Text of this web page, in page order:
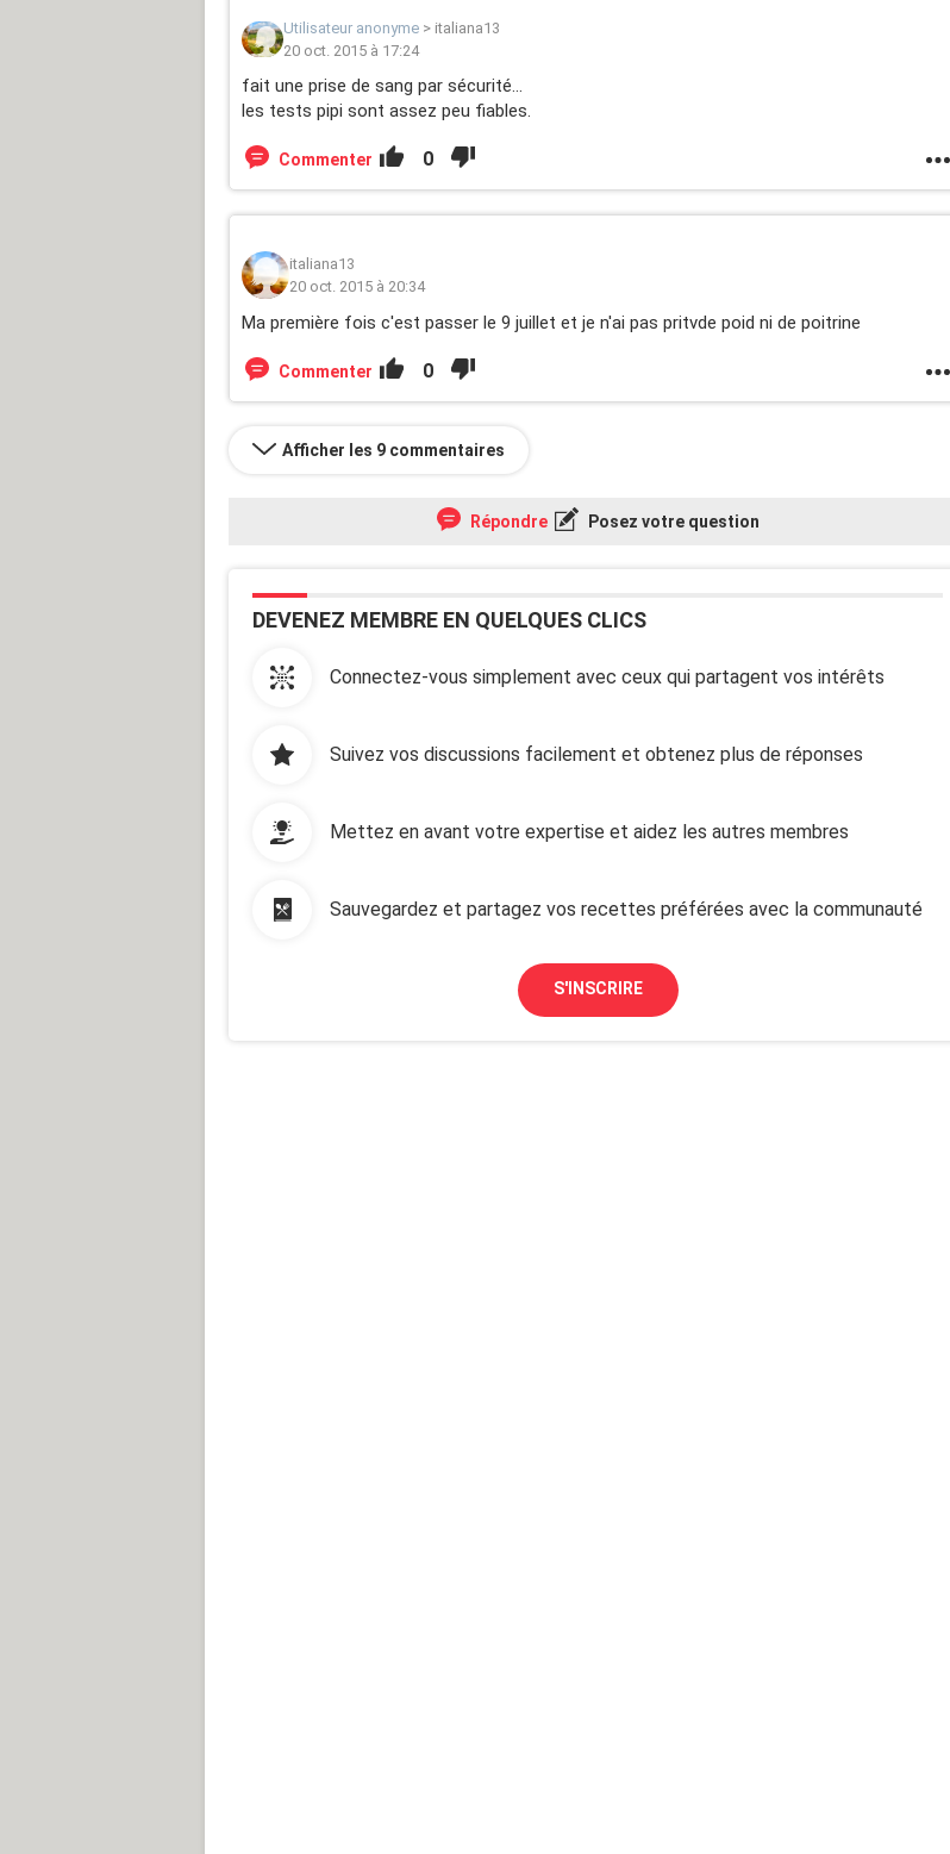
Utilisateur anonyme > italiana13
20 oct. 2015 à 17:24
fait une prise de sang par sécurité...
les tests pipi sont assez peu fiables.
Commenter 0
italiana13
20 oct. 2015 à 20:34
Ma première fois c'est passer le 9 juillet et je n'ai pas pritvde poid ni de poitrine
Commenter 0
Afficher les 9 commentaires
Répondre Posez votre question
DEVENEZ MEMBRE EN QUELQUES CLICS
Connectez-vous simplement avec ceux qui partagent vos intérêts
Suivez vos discussions facilement et obtenez plus de réponses
Mettez en avant votre expertise et aidez les autres membres
Sauvegardez et partagez vos recettes préférées avec la communauté
S'INSCRIRE